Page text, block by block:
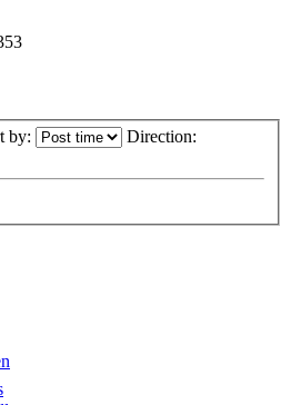
by: Direction: